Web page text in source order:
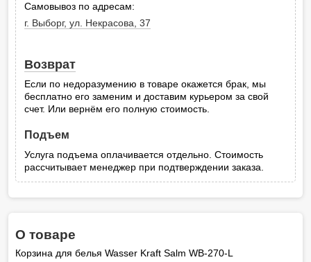
Самовывоз по адресам:
г. Выборг, ул. Некрасова, 37
Возврат
Если по недоразумению в товаре окажется брак, мы
бесплатно его заменим и доставим курьером за свой
счет. Или вернём его полную стоимость.
Подъем
Услуга подъема оплачивается отдельно. Стоимость
рассчитывает менеджер при подтверждении заказа.
О товаре
Корзина для белья Wasser Kraft Salm WB-270-L